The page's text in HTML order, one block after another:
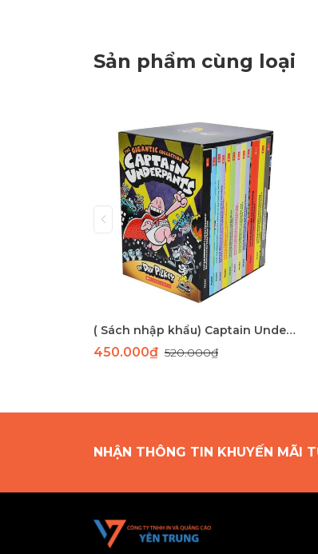
Sản phẩm cùng loại
( Sách nhập khẩu) Captain Underpants 12 cuốn- bản màu
450.000₫ 520.000₫
NHẬN THÔNG TIN KHUYẾN MÃI